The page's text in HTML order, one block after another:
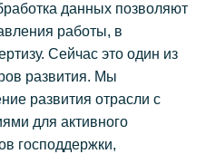
данных позволяют
работы, в
Сейчас это один из
развития. Мы
развития отрасли с
для активного
господдержки,